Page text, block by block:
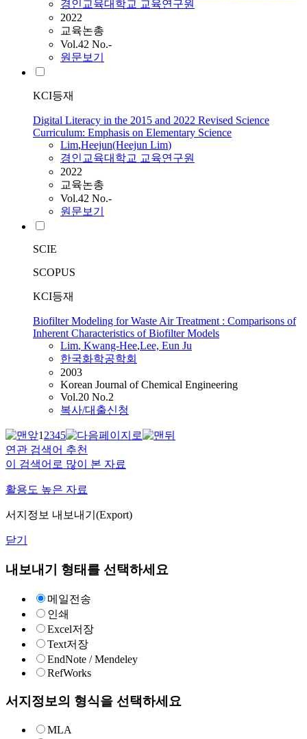
경인교육대학교 교육연구원
2022
교육논총
Vol.42 No.-
원문보기
KCI등재
Digital Literacy in the 2015 and 2022 Revised Science
Curriculum: Emphasis on Elementary Science
Lim,Heejun(Heejun Lim)
경인교육대학교 교육연구원
2022
교육논총
Vol.42 No.-
원문보기
SCIE
SCOPUS
KCI등재
Biofilter Modeling for Waste Air Treatment : Comparisons of
Inherent Characteristics of Biofilter Models
Lim, Kwang-Hee,Lee, Eun Ju
한국화학공학회
2003
Korean Journal of Chemical Engineering
Vol.20 No.2
복사/대출신청
12345
연관 검색어 추천
이 검색어로 많이 본 자료
활용도 높은 자료
서지정보 내보내기(Export)
닫기
내보내기 형태를 선택하세요
메일전송
인쇄
Excel저장
Text저장
EndNote / Mendeley
RefWorks
서지정보의 형식을 선택하세요
MLA